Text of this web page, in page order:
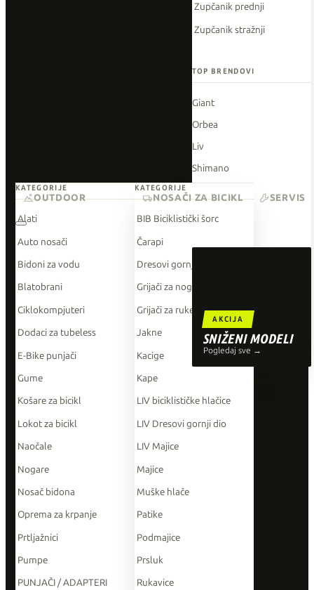
Zupčanik prednji
Zupčanik stražnji
TOP BRENDOVI
Giant
Orbea
Liv
Shimano
O'Neal
AKCIJA
SNIŽENI MODELI
Pogledaj sve →
KATEGORIJE
Alati
Auto nosači
Bidoni za vodu
Blatobrani
Ciklokompjuteri
Dodaci za tubeless
E-Bike punjači
Gume
Košare za bicikl
Lokot za bicikl
Naočale
Nogare
Nosač bidona
Oprema za krpanje
Prtljažnici
Pumpe
PUNJAČI / ADAPTERI
KATEGORIJE
BIB Biciklistički šorc
Čarapi
Dresovi gornji dio
Grijači za noge
Grijači za ruke
Jakne
Kacige
Kape
LIV biciklističke hlačice
LIV Dresovi gornji dio
LIV Majice
Majice
Muške hlače
Patike
Podmajice
Prsluk
Rukavice
OUTDOOR NOSAČI ZA BICIKL SERVIS